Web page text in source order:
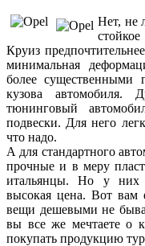
Нет, не
Круиз
минимальная
более существенными
кузова
тюнинговый
подвески. Для него
что надо.
А для стандартного
прочные и в меру
итальянцы. Но у них
высокая цена. Вот вам
вещи дешевыми не
вы все же мечтаете о
покупать продукцию